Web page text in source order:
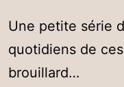
Une petite série
quotidiens de
brouillard…